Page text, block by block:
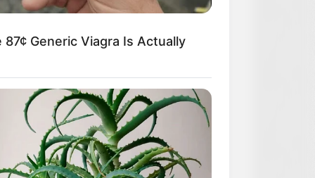
Generic Viagra Is Actually